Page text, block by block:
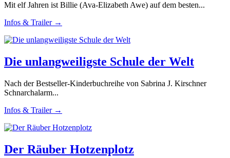
Mit elf Jahren ist Billie (Ava-Elizabeth Awe) auf dem besten...
Infos & Trailer →
Die unlangweiligste Schule der Welt
Nach der Bestseller-Kinderbuchreihe von Sabrina J. Kirschner
Schnarchalarm...
Infos & Trailer →
Der Räuber Hotzenplotz